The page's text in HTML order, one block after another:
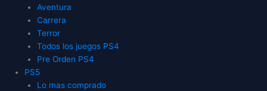
Aventura
Carrera
Terror
Todos los juegos PS4
Pre Orden PS4
PS5
Lo mas comprado